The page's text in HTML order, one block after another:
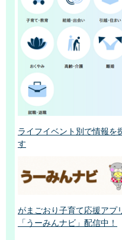
ライフイベント別で情報を
す
がまごおり子育て応援アプ
「うーみんナビ」配信中！